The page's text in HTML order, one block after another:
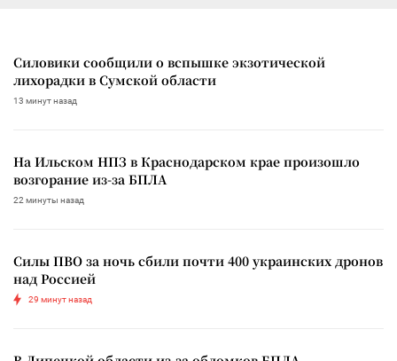
Силовики сообщили о вспышке экзотической
лихорадки в Сумской области
13 минут назад
На Ильском НПЗ в Краснодарском крае произошло
возгорание из-за БПЛА
22 минуты назад
Силы ПВО за ночь сбили почти 400 украинских дронов
над Россией
29 минут назад